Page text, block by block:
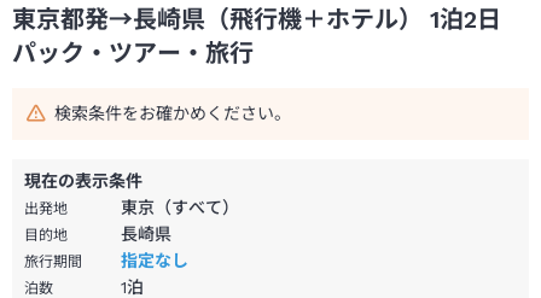
東京都発→長崎県（飛行機＋ホテル） 1泊2日
パック・ツアー・旅行
検索条件をお確かめください。
現在の表示条件
出発地 東京（すべて）
目的地 長崎県
旅行期間 指定なし
泊数 1泊